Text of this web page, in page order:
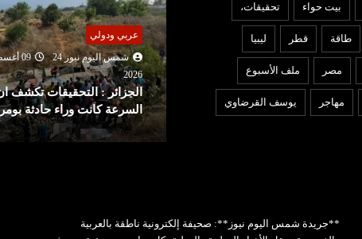
بيت حواء تحقيقات،
طاقة قطر ليبيا
مصر ملف الأسبوع
مهاجر يوسف القرضاوي
عربي ودولي
شمس اليوم نيوز 24
09 أغسطس
الجزائر : التحقيقات تكشف ان
السرعة كانت وراء حادثة بومرداس
عربي ودولي
شمس اليوم نيوز 24
09
2026
الحوثيُّون يستهدفون مصفاة
لشركة أرامكو السعودية
**جريدة شمس اليوم نيوز**: صحيفة إلكترونية ناطقة بالعربية